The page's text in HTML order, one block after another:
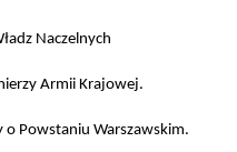
Naczelnych
Armii Krajowej.
o Powstaniu Warszawskim.